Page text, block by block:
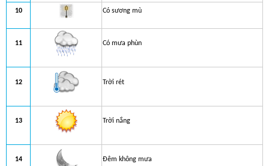
10 Có sương mù
11 Có mưa phùn
12 Trời rét
13 Trời nắng
14 Đêm không mưa